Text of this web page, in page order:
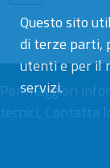
Questo sito
di terze parti,
utenti e per il
servizi.
Per maggiori
tecnici, Contatta